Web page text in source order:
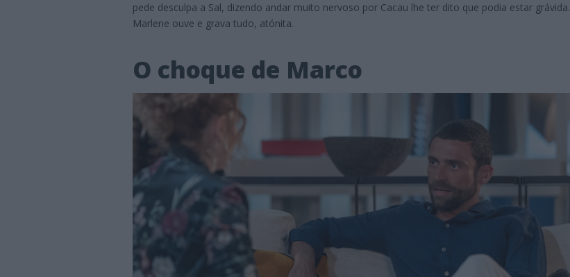
pede desculpa a Sal, dizendo andar muito nervoso por Cacau lhe ter dito que podia estar grávida.
Marlene ouve e grava tudo, atónita.
O choque de Marco